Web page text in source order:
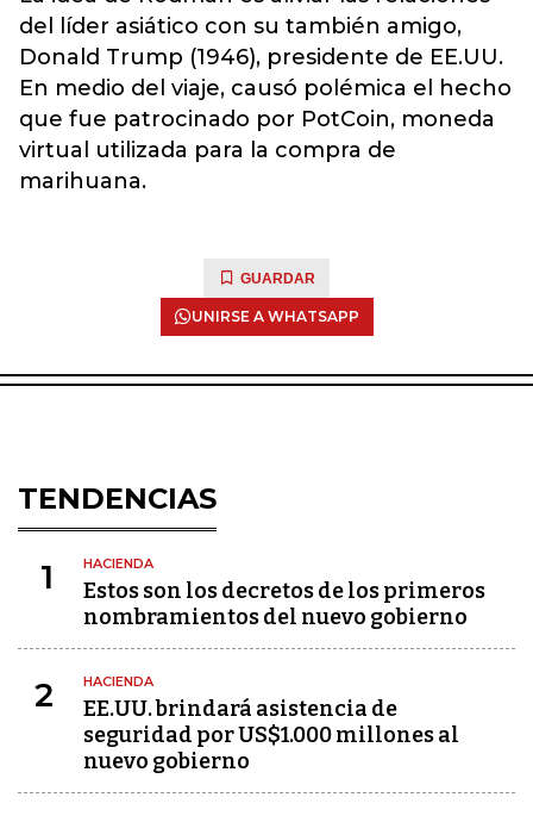
del líder asiático con su también amigo,
Donald Trump (1946), presidente de EE.UU.
En medio del viaje, causó polémica el hecho
que fue patrocinado por PotCoin, moneda
virtual utilizada para la compra de
marihuana.
GUARDAR
UNIRSE A WHATSAPP
TENDENCIAS
1 HACIENDA
Estos son los decretos de los primeros
nombramientos del nuevo gobierno
2 HACIENDA
EE.UU. brindará asistencia de
seguridad por US$1.000 millones al
nuevo gobierno